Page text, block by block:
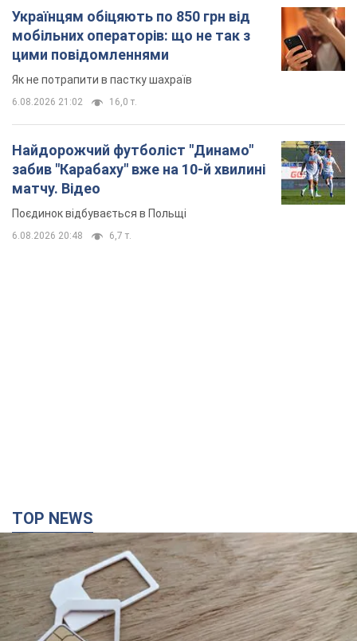
Поєдинок відбувається в Польщі
6.08.2026 20:48
Мобільні оператори підвищили тарифи "до
межі", але якість зв'язку деградувала: чи варто
скаржитись на ціни
Чому ціни на мобільний зв'язок зросли у кілька разів і як
поліпшити якість інтернету на телефоні
36 минут назад 1,5 т.